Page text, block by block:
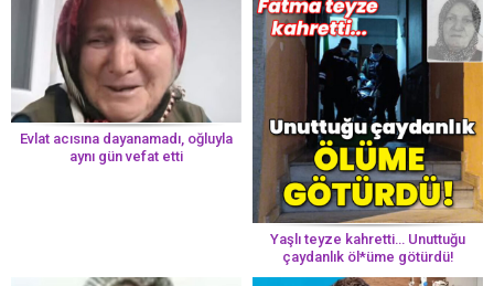
Evlat acısına dayanamadı, oğluyla
aynı gün vefat etti
Yaşlı teyze kahretti… Unuttuğu
çaydanlık öl*üme götürdü!